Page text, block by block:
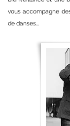
vous accompagne
de danses...